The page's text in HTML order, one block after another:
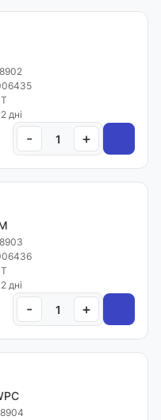
дні
- +
дні
- +